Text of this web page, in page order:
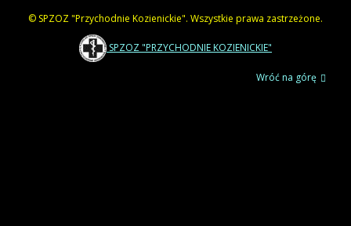
© SPZOZ "Przychodnie Kozienickie". Wszystkie prawa zastrzeżone.
SPZOZ "PRZYCHODNIE KOZIENICKIE"
Wróć na górę